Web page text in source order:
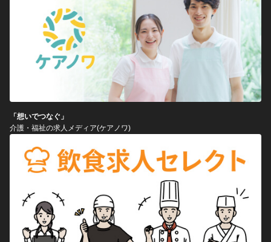
「想いでつなぐ」
介護・福祉の求人メディア(ケアノワ)